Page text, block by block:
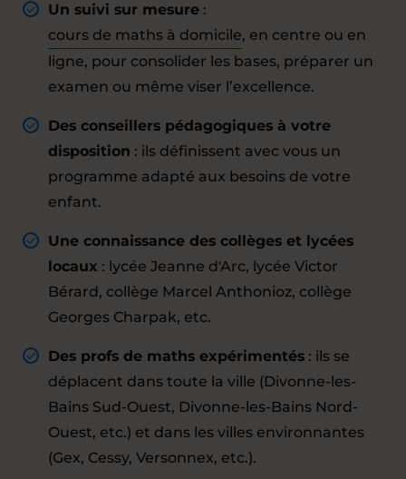
Un suivi sur mesure :
cours de maths à domicile, en centre ou en
ligne, pour consolider les bases, préparer un
examen ou même viser l’excellence.
Des conseillers pédagogiques à votre
disposition : ils définissent avec vous un
programme adapté aux besoins de votre
enfant.
Une connaissance des collèges et lycées
locaux : lycée Jeanne d'Arc, lycée Victor
Bérard, collège Marcel Anthonioz, collège
Georges Charpak, etc.
Des profs de maths expérimentés : ils se
déplacent dans toute la ville (Divonne-les-
Bains Sud-Ouest, Divonne-les-Bains Nord-
Ouest, etc.) et dans les villes environnantes
(Gex, Cessy, Versonnex, etc.).